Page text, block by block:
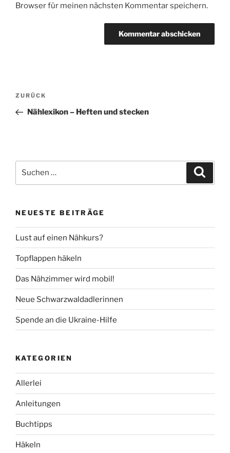
Browser für meinen nächsten Kommentar speichern.
Beitragsnavigation
Vorheriger
Beitrag
ZURÜCK
Nählexikon – Heften und stecken
nach:
NEUESTE BEITRÄGE
Lust auf einen Nähkurs?
Topflappen häkeln
Das Nähzimmer wird mobil!
Neue Schwarzwaldadlerinnen
Spende an die Ukraine-Hilfe
KATEGORIEN
Allerlei
Anleitungen
Buchtipps
Häkeln